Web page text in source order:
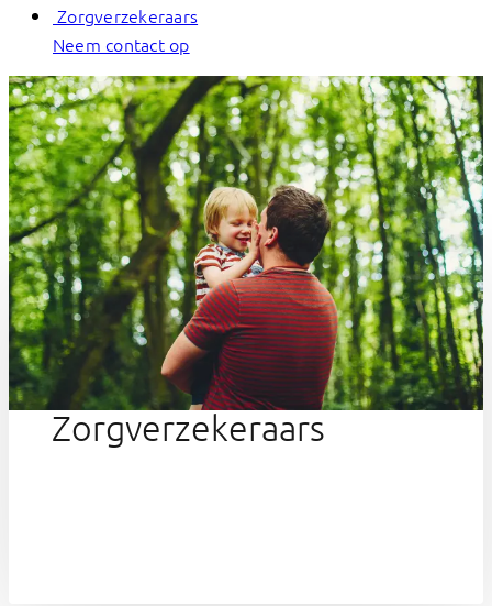
Zorgverzekeraars
Neem contact op
Zorgverzekeraars